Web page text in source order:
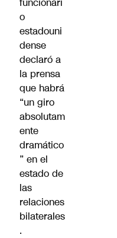
o
estadouni
dense
declaró a
la prensa
que habrá
“un giro
absolutam
ente
dramático
” en el
estado de
las
relaciones
bilaterales
.